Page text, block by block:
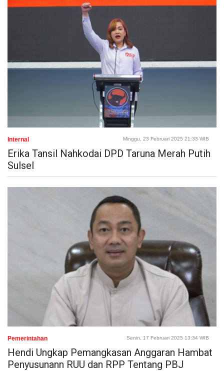
Internal Minggu, 23 Februari 2025 21:33 WIB
Erika Tansil Nahkodai DPD Taruna Merah Putih
Sulsel
Pemerintahan Senin, 17 Februari 2025 13:34 WIB
Hendi Ungkap Pemangkasan Anggaran Hambat
Penyusunann RUU dan RPP Tentang PBJ